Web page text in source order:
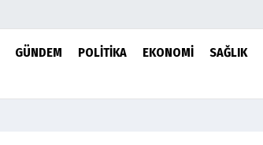
GÜNDEM POLITIKA EKONOMI SAĞLIK
Köşe Yazarları